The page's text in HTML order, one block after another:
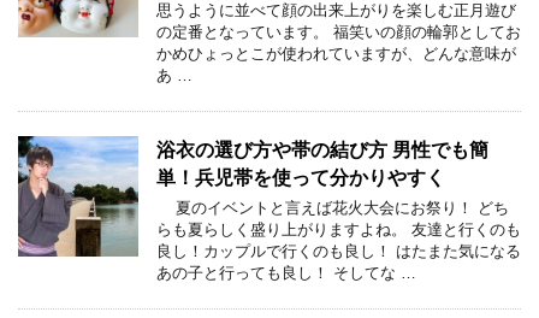
思うように並べて顔の出来上がりを楽しむ正月遊び
の定番となっています。 福笑いの顔の輪郭としてお
かめひょっとこが使われていますが、どんな意味が
あ …
浴衣の選び方や帯の結び方 男性でも簡
単！兵児帯を使って分かりやすく
夏のイベントと言えば花火大会にお祭り！ どち
らも夏らしく盛り上がりますよね。 友達と行くのも
良し！カップルで行くのも良し！ はたまた気になる
あの子と行っても良し！ そしてな …